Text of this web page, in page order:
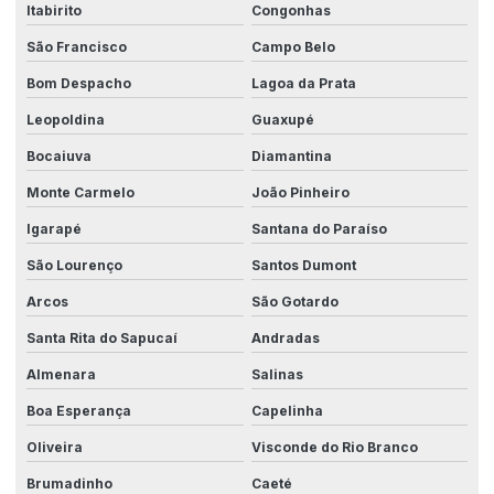
Sistemas para indústria 4.0
Sistemas industriais conectados
Sistemas para sincronismo de máquinas
Soluções em automação
Soluções em automação industrial
Soluções industriais inovadoras
Soluções personalizadas para produção
Tecnologia em automação
Tecnologia em automação industrial
Tecnologia da automação
Tecnologia da automação industrial
Itabirito Congonhas
São Francisco Campo Belo
Bom Despacho Lagoa da Prata
Leopoldina Guaxupé
Bocaiuva Diamantina
Monte Carmelo João Pinheiro
Igarapé Santana do Paraíso
São Lourenço Santos Dumont
Arcos São Gotardo
Santa Rita do Sapucaí Andradas
Almenara Salinas
Boa Esperança Capelinha
Oliveira Visconde do Rio Branco
Brumadinho Caeté